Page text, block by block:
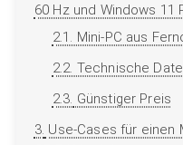
60 Hz und Windows 11
2.1. Mini-PC aus
2.2. Technische
2.3. Günstiger Preis
3. Use-Cases für einen